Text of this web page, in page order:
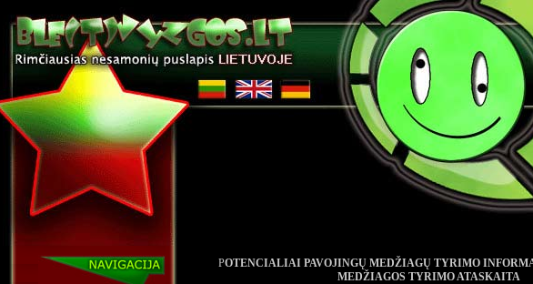
POTENCIALIAI PAVOJINGŲ MEDŽIAGŲ TYRIMO
MEDŽIAGOS TYRIMO ATASKAITA